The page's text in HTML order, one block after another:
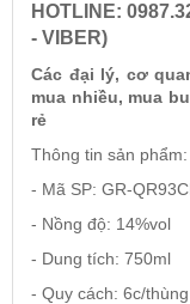
Rượu Vang BỒ
RƯỢU VANG
RƯỢU VANG ĐỨC
HOTLINE:
- VIBER)
Các đại lý, cơ
mua nhiều, mua
rẻ
Thông tin sản phẩm:
- Mã SP: GR-
- Nồng độ: 14%vol
- Dung tích: 750ml
- Quy cách: 6c/thùng